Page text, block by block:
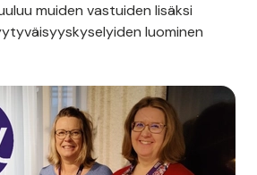
muiden vastuiden lisäksi
luominen